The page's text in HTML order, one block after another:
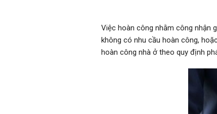
Việc hoàn công nhằm công nhận
không có nhu cầu hoàn công,
hoàn công nhà ở theo quy định